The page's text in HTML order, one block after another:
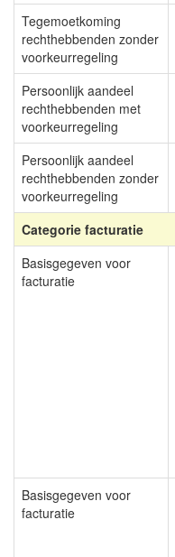
Tegemoetkoming
rechthebbenden zonder
voorkeurregeling
Persoonlijk aandeel
rechthebbenden met
voorkeurregeling
Persoonlijk aandeel
rechthebbenden zonder
voorkeurregeling
Categorie facturatie
Basisgegeven voor
facturatie
Basisgegeven voor
facturatie